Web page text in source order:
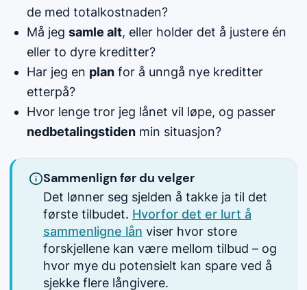
de med totalkostnaden?
Må jegsamle alt, eller holder det å justere én
eller to dyre kreditter?
Har jeg en plan for å unngå nye kreditter
etterpå?
Hvor lenge tror jeg lånet vil løpe, og passer
nedbetalingstiden min situasjon?
Sammenlign før du velger
Det lønner seg sjelden å takke ja til det
første tilbudet. Hvorfor det er lurt å
sammenligne lån viser hvor store
forskjellene kan være mellom tilbud – og
hvor mye du potensielt kan spare ved å
sjekke flere långivere.